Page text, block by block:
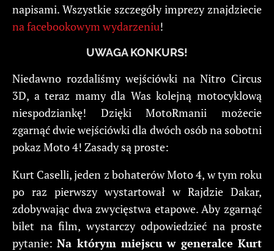
napisami. Wszystkie szczegóły imprezy znajdziecie
na facebookowym wydarzeniu!
UWAGA KONKURS!
Niedawno rozdaliśmy wejściówki na Nitro Circus
3D, a teraz mamy dla Was kolejną motocyklową
niespodziankę! Dzięki MotoRmanii możecie
zgarnąć dwie wejściówki dla dwóch osób na sobotni
pokaz Moto 4! Zasady są proste:
Kurt Caselli, jeden z bohaterów Moto 4, w tym roku
po raz pierwszy wystartował w Rajdzie Dakar,
zdobywając dwa zwycięstwa etapowe. Aby zgarnąć
bilet na film, wystarczy odpowiedzieć na proste
pytanie:Na którym miejscu w generalce Kurt